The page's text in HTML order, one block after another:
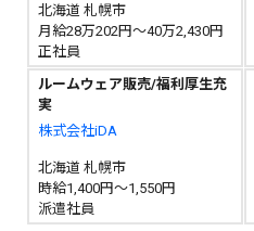
北海道 札幌市
月給28万202円～40万2,430円
正社員
ルームウェア販売/福利厚生充
実
株式会社iDA
北海道 札幌市
時給1,400円～1,550円
派遣社員